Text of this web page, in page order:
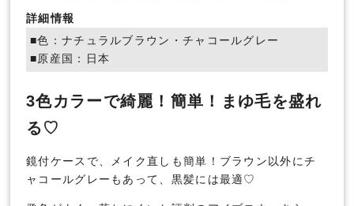
詳細情報
■色：ナチュラルブラウン・チャコールグレー
■原産国：日本
3色カラーで綺麗！簡単！まゆ毛を盛れ
る♡
鏡付ケースで、メイク直しも簡単！ブラウン以外にチ
ャコールグレーもあって、黒髪には最適♡